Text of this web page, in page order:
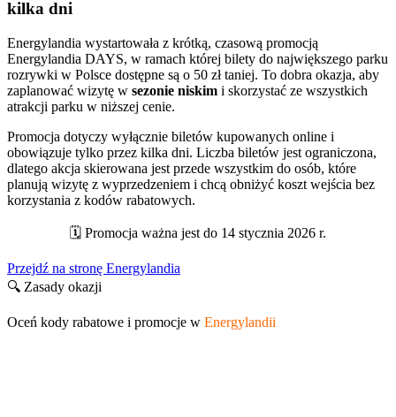
kilka dni
Energylandia wystartowała z krótką, czasową promocją
Energylandia DAYS, w ramach której bilety do największego parku
rozrywki w Polsce dostępne są o 50 zł taniej. To dobra okazja, aby
zaplanować wizytę w sezonie niskim i skorzystać ze wszystkich
atrakcji parku w niższej cenie.
Promocja dotyczy wyłącznie biletów kupowanych online i
obowiązuje tylko przez kilka dni. Liczba biletów jest ograniczona,
dlatego akcja skierowana jest przede wszystkim do osób, które
planują wizytę z wyprzedzeniem i chcą obniżyć koszt wejścia bez
korzystania z kodów rabatowych.
🗓️ Promocja ważna jest do 14 stycznia 2026 r.
Przejdź na stronę Energylandia
🔍 Zasady okazji
Oceń kody rabatowe i promocje w Energylandii